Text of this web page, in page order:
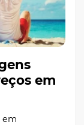
em
em